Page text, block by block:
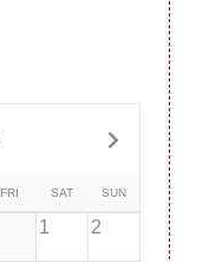
FRI SAT SUN
1 2